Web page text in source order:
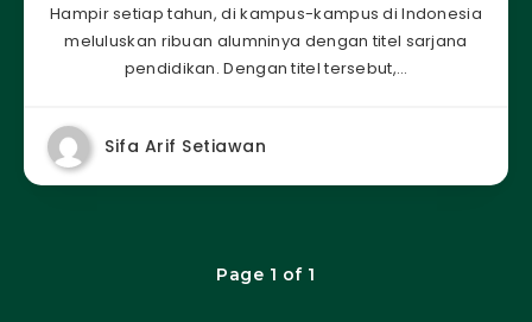
Hampir setiap tahun, di kampus-kampus di Indonesia
meluluskan ribuan alumninya dengan titel sarjana
pendidikan. Dengan titel tersebut,…
Sifa Arif Setiawan
Page 1 of 1